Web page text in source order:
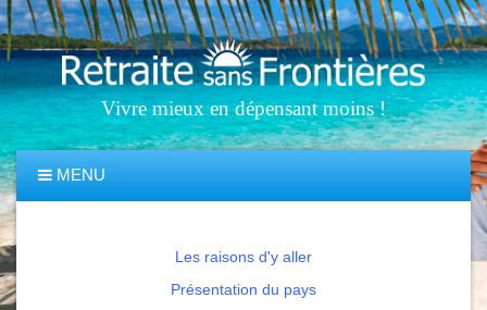
Vivre mieux en dépensant moins !
MENU
Les raisons d'y aller
Présentation du pays